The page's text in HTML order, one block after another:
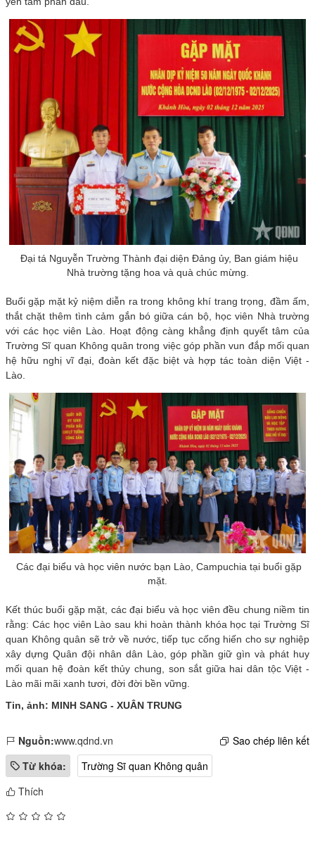
Đại tá Nguyễn Trường Thành đại diện Đảng ủy, Ban giám hiệu
Nhà trường tặng hoa và quà chúc mừng.
Buổi gặp mặt kỷ niệm diễn ra trong không khí trang trọng, đầm ấm,
thắt chặt thêm tình cảm gắn bó giữa cán bộ, học viên Nhà trường
với các học viên Lào. Hoạt động càng khẳng định quyết tâm của
Trường Sĩ quan Không quân trong việc góp phần vun đắp mối quan
hệ hữu nghị vĩ đại, đoàn kết đặc biệt và hợp tác toàn diện Việt -
Lào.
Các đại biểu và học viên nước bạn Lào, Campuchia tại buổi gặp
mặt.
Kết thúc buổi gặp mặt, các đại biểu và học viên đều chung niềm tin
rằng: Các học viên Lào sau khi hoàn thành khóa học tại Trường Sĩ
quan Không quân sẽ trở về nước, tiếp tục cống hiến cho sự nghiệp
xây dựng Quân đội nhân dân Lào, góp phần giữ gìn và phát huy
mối quan hệ đoàn kết thủy chung, son sắt giữa hai dân tộc Việt -
Lào mãi mãi xanh tươi, đời đời bền vững.
Tin, ảnh: MINH SANG - XUÂN TRUNG
Nguồn:www.qdnd.vn
Sao chép liên kết
Từ khóa:
Trường Sĩ quan Không quân
Thích